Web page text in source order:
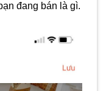
đang bán là gì.